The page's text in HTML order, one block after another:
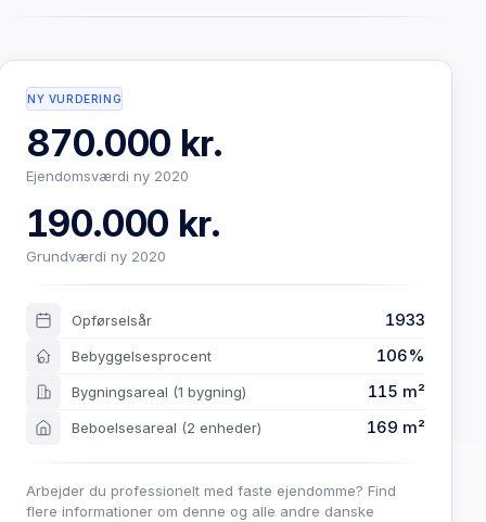
NY VURDERING
870.000 kr.
Ejendomsværdi ny 2020
190.000 kr.
Grundværdi ny 2020
Opførselsår 1933
Bebyggelsesprocent 106%
Bygningsareal (1 bygning) 115 m²
Beboelsesareal (2 enheder) 169 m²
Arbejder du professionelt med faste ejendomme? Find
flere informationer om denne og alle andre danske